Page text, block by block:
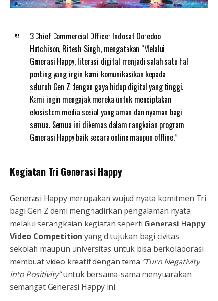
3 Chief Commercial Officer Indosat Ooredoo
Hutchison, Ritesh Singh, mengatakan “Melalui
Generasi Happy, literasi digital menjadi salah satu hal
penting yang ingin kami komunikasikan kepada
seluruh Gen Z dengan gaya hidup digital yang tinggi.
Kami ingin mengajak mereka untuk menciptakan
ekosistem media sosial yang aman dan nyaman bagi
semua. Semua ini dikemas dalam rangkaian program
Generasi Happy baik secara online maupun offline.”
Kegiatan Tri Generasi Happy
Generasi Happy merupakan wujud nyata komitmen Tri
bagi Gen Z demi menghadirkan pengalaman nyata
melalui serangkaian kegiatan seperti Generasi Happy
Video Competition yang ditujukan bagi civitas
sekolah maupun universitas untuk bisa berkolaborasi
membuat video kreatif dengan tema “Turn Negativity
into Positivity”untuk bersama-sama menyuarakan
semangat Generasi Happy ini.